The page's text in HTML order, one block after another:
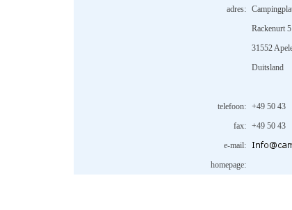
adres:
Rackenurt 5
31552
Duitsland
telefoon: +49 50 43
fax: +49 50 43
e-mail:
homepage: